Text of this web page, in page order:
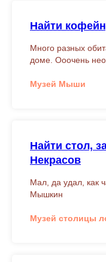
Найти
Много разных
доме. Ооочень
Музей Мыши
Найти стол,
Некрасов
Мал, да удал, как
Мышкин
Музей столицы